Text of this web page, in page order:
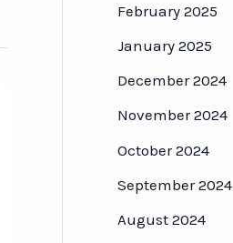
February 2025
January 2025
December 2024
November 2024
October 2024
September 2024
August 2024